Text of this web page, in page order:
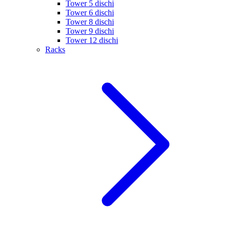
Tower 5 dischi
Tower 6 dischi
Tower 8 dischi
Tower 9 dischi
Tower 12 dischi
Racks